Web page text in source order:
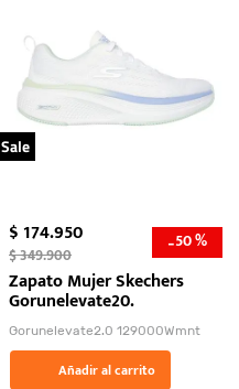
Sale
$174.950
$349.900 -50 %
Zapato Mujer Skechers
Gorunelevate20.
Gorunelevate2.0 129000Wmnt
Añadir al carrito